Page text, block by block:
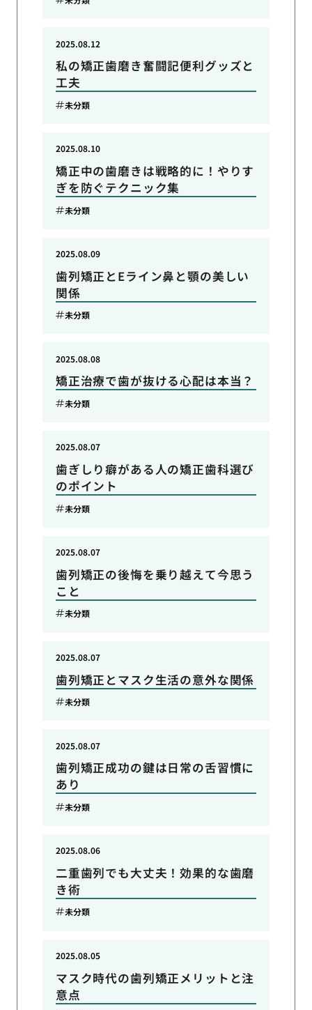
私の矯正歯磨き奮闘記便利グッズと
工夫
2025.08.12
未分類
矯正中の歯磨きは戦略的に！やりす
ぎを防ぐテクニック集
2025.08.10
未分類
歯列矯正とEライン鼻と顎の美しい
関係
2025.08.09
未分類
矯正治療で歯が抜ける心配は本当？
2025.08.08
未分類
歯ぎしり癖がある人の矯正歯科選び
のポイント
2025.08.07
未分類
歯列矯正の後悔を乗り越えて今思う
こと
2025.08.07
未分類
歯列矯正とマスク生活の意外な関係
2025.08.07
未分類
歯列矯正成功の鍵は日常の舌習慣に
あり
2025.08.07
未分類
二重歯列でも大丈夫！効果的な歯磨
き術
2025.08.06
未分類
マスク時代の歯列矯正メリットと注
意点
2025.08.05